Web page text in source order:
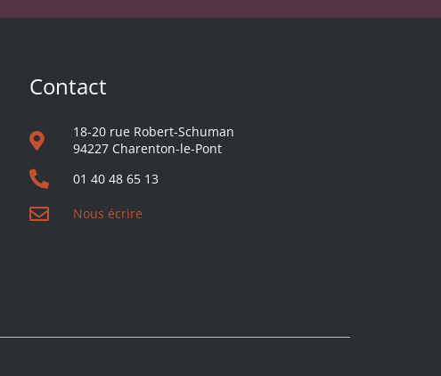
Contact
18-20 rue Robert-Schuman
94227 Charenton-le-Pont
01 40 48 65 13
Nous écrire